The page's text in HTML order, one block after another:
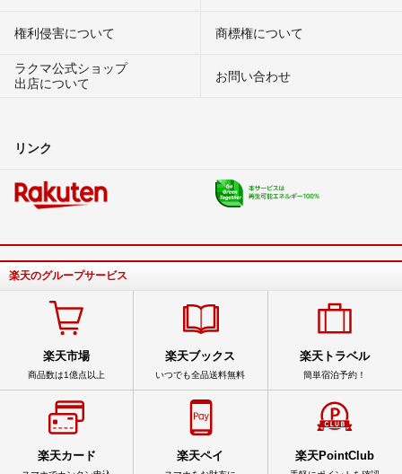
権利侵害について
商標権について
ラクマ公式ショップ
出店について
お問い合わせ
リンク
楽天のグループサービス
楽天市場
商品数は1億点以上
楽天ブックス
いつでも全品送料無料
楽天トラベル
簡単宿泊予約！
楽天カード 楽天ペイ 楽天PointClub